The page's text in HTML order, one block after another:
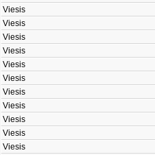
Viesis
Viesis
Viesis
Viesis
Viesis
Viesis
Viesis
Viesis
Viesis
Viesis
Viesis